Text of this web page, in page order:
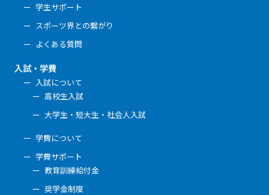
学生サポート
スポーツ界との繋がり
よくある質問
入試・学費
入試について
高校生入試
大学生・短大生・社会人入試
学費について
学費サポート
教育訓練給付金
奨学金制度